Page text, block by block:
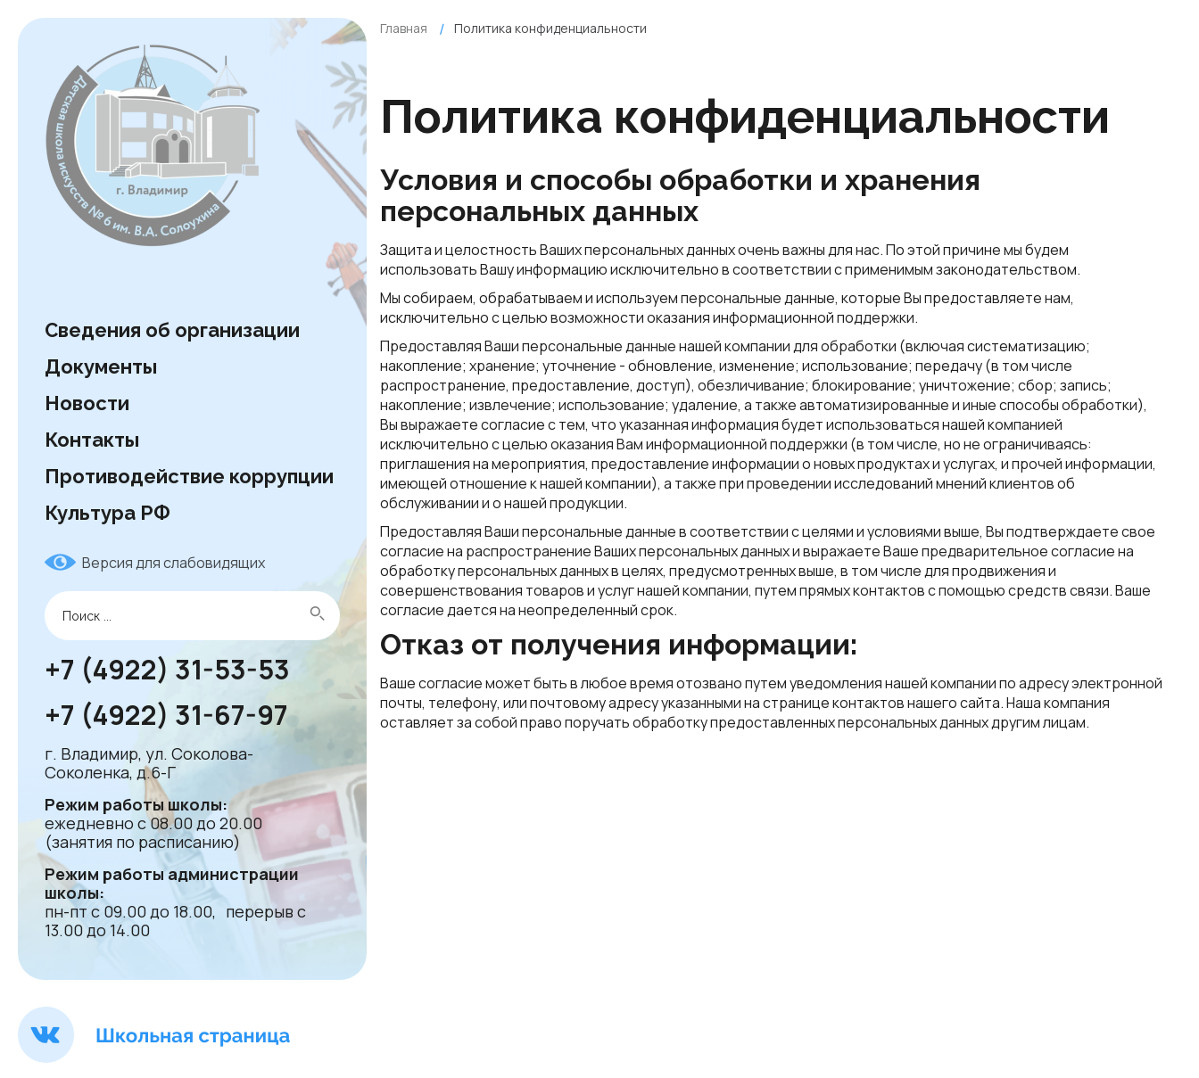
Сведения об организации
Документы
Новости
Контакты
Противодействие коррупции
Культура РФ
Версия для слабовидящих
+7 (4922) 31-53-53
+7 (4922) 31-67-97
г. Владимир, ул. Соколова-
Соколенка, д.6-Г
Режим работы школы:
ежедневно с 08.00 до 20.00
(занятия по расписанию)
Режим работы администрации
школы:
пн-пт с 09.00 до 18.00, перерыв с
13.00 до 14.00
Главная Политика конфиденциальности
Политика конфиденциальности
Условия и способы обработки и хранения
персональных данных
Защита и целостность Ваших персональных данных очень важны для нас. По этой причине мы будем
использовать Вашу информацию исключительно в соответствии с применимым законодательством.
Мы собираем, обрабатываем и используем персональные данные, которые Вы предоставляете нам,
исключительно с целью возможности оказания информационной поддержки.
Предоставляя Ваши персональные данные нашей компании для обработки (включая систематизацию;
накопление; хранение; уточнение - обновление, изменение; использование; передачу (в том числе
распространение, предоставление, доступ), обезличивание; блокирование; уничтожение; сбор; запись;
накопление; извлечение; использование; удаление, а также автоматизированные и иные способы обработки),
Вы выражаете согласие с тем, что указанная информация будет использоваться нашей компанией
исключительно с целью оказания Вам информационной поддержки (в том числе, но не ограничиваясь:
приглашения на мероприятия, предоставление информации о новых продуктах и услугах, и прочей информации,
имеющей отношение к нашей компании), а также при проведении исследований мнений клиентов об
обслуживании и о нашей продукции.
Предоставляя Ваши персональные данные в соответствии с целями и условиями выше, Вы подтверждаете свое
согласие на распространение Ваших персональных данных и выражаете Ваше предварительное согласие на
обработку персональных данных в целях, предусмотренных выше, в том числе для продвижения и
совершенствования товаров и услуг нашей компании, путем прямых контактов с помощью средств связи. Ваше
согласие дается на неопределенный срок.
Отказ от получения информации:
Ваше согласие может быть в любое время отозвано путем уведомления нашей компании по адресу электронной
почты, телефону, или почтовому адресу указанными на странице контактов нашего сайта. Наша компания
оставляет за собой право поручать обработку предоставленных персональных данных другим лицам.